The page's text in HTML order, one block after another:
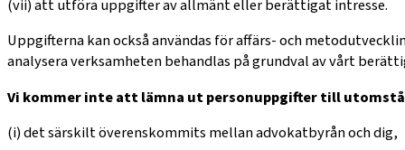
(vii) att utföra uppgifter av allmänt eller berättigat intresse.
Uppgifterna kan också användas för affärs- och
analysera verksamheten behandlas på grundval av vårt
Vi kommer inte att lämna ut personuppgifter till
(i) det särskilt överenskommits mellan advokatbyrån och dig,